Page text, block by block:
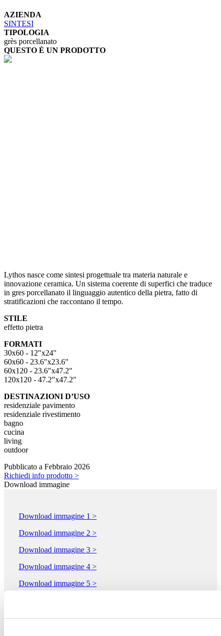
AZIENDA
SINTESI
TIPOLOGIA
grès porcellanato
QUESTO È UN PRODOTTO
Lythos nasce come sintesi progettuale tra materia naturale e
innovazione ceramica. Un sistema coerente di superfici che traduce
in gres porcellanato il linguaggio autentico della pietra, fatto di
stratificazioni che raccontano il tempo.
STILE
effetto pietra
FORMATI
30x60 - 12"x24"
60x60 - 23.6"x23.6"
60x120 - 23.6"x47.2"
120x120 - 47.2"x47.2"
DESTINAZIONI D’USO
residenziale pavimento
residenziale rivestimento
bagno
cucina
living
outdoor
Pubblicato a Febbraio 2026
Richiedi info prodotto >
Download immagine
Download immagine 1 >
Download immagine 2 >
Download immagine 3 >
Download immagine 4 >
Download immagine 5 >